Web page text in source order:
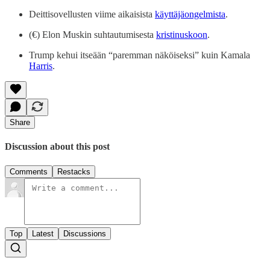
Deittisovellusten viime aikaisista käyttäjäongelmista.
(€) Elon Muskin suhtautumisesta kristinuskoon.
Trump kehui itseään “paremman näköiseksi” kuin Kamala
Harris.
Share
Discussion about this post
Comments Restacks
Top Latest Discussions